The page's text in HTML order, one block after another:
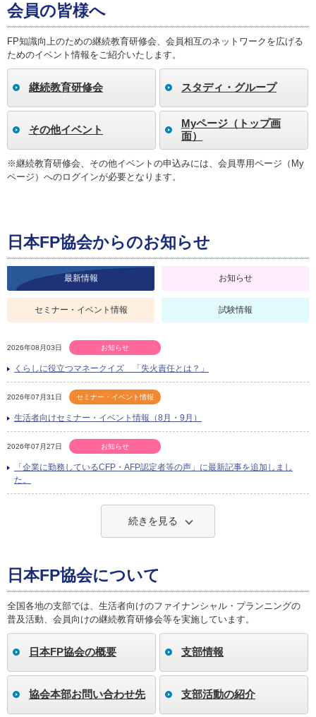
会員の皆様へ
FP知識向上のための継続教育研修会、会員相互のネットワークを広げる
ためのイベント情報をご紹介いたします。
継続教育研修会 スタディ・グループ
その他イベント
Myページ（トップ画
面）
※継続教育研修会、その他イベントの申込みには、会員専用ページ（My
ページ）へのログインが必要となります。
日本FP協会からのお知らせ
最新情報 お知らせ
セミナー・イベント情報 試験情報
2026年08月03日 お知らせ
くらしに役立つマネークイズ 「失火責任とは？」
2026年07月31日 セミナー・イベント情報
生活者向けセミナー・イベント情報（8月・9月）
2026年07月27日 お知らせ
「企業に勤務しているCFP・AFP認定者等の声」に最新記事を追加しまし
た。
続きを見る
日本FP協会について
全国各地の支部では、生活者向けのファイナンシャル・プランニングの
普及活動、会員向けの継続教育研修会等を実施しています。
日本FP協会の概要 支部情報
協会本部お問い合わせ先 支部活動の紹介